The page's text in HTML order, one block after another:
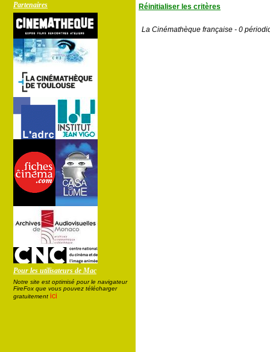
Partenaires
Pour les utilisateurs de Mac
Notre site est optimisé pour le navigateur
FireFox que vous pouvez télécharger
gratuitement ici
Réinitialiser les critères
La Cinémathèque française - 0